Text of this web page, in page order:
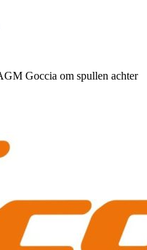
Goccia om spullen achter